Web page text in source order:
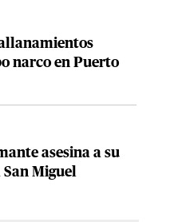
narco en Puerto
asesina a su
Miguel